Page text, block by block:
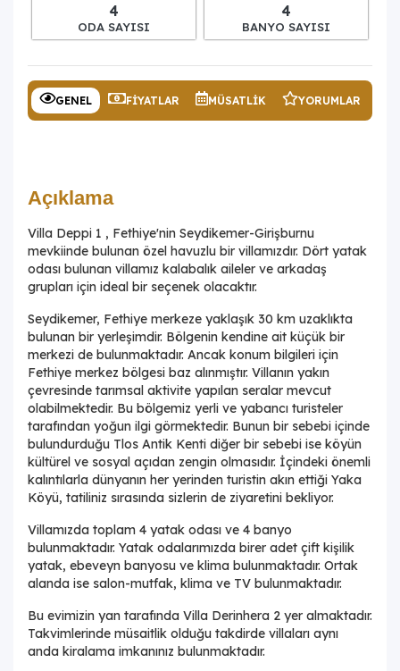
4
ODA SAYISI
4
BANYO SAYISI
GENEL FIYATLAR MÜSATLIK YORUMLAR
Açıklama
Villa Deppi 1 , Fethiye'nin Seydikemer-Girişburnu
mevkiinde bulunan özel havuzlu bir villamızdır. Dört yatak
odası bulunan villamız kalabalık aileler ve arkadaş
grupları için ideal bir seçenek olacaktır.
Seydikemer, Fethiye merkeze yaklaşık 30 km uzaklıkta
bulunan bir yerleşimdir. Bölgenin kendine ait küçük bir
merkezi de bulunmaktadır. Ancak konum bilgileri için
Fethiye merkez bölgesi baz alınmıştır. Villanın yakın
çevresinde tarımsal aktivite yapılan seralar mevcut
olabilmektedir. Bu bölgemiz yerli ve yabancı turisteler
tarafından yoğun ilgi görmektedir. Bunun bir sebebi içinde
bulundurduğu Tlos Antik Kenti diğer bir sebebi ise köyün
kültürel ve sosyal açıdan zengin olmasıdır. İçindeki önemli
kalıntılarla dünyanın her yerinden turistin akın ettiği Yaka
Köyü, tatiliniz sırasında sizlerin de ziyaretini bekliyor.
Villamızda toplam 4 yatak odası ve 4 banyo
bulunmaktadır. Yatak odalarımızda birer adet çift kişilik
yatak, ebeveyn banyosu ve klima bulunmaktadır. Ortak
alanda ise salon-mutfak, klima ve TV bulunmaktadır.
Bu evimizin yan tarafında Villa Derinhera 2 yer almaktadır.
Takvimlerinde müsaitlik olduğu takdirde villaları aynı
anda kiralama imkanınız bulunmaktadır.